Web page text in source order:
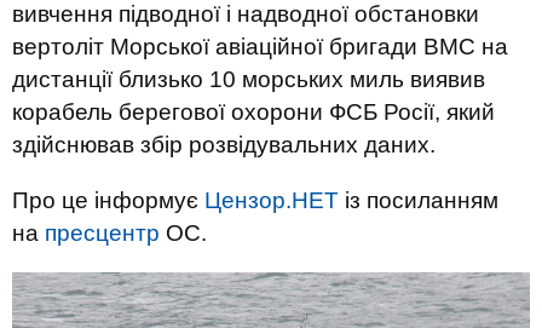
вивчення підводної і надводної обстановки
вертоліт Морської авіаційної бригади ВМС на
дистанції близько 10 морських миль виявив
корабель берегової охорони ФСБ Росії, який
здійснював збір розвідувальних даних.
Про це інформує Цензор.НЕТ із посиланням
на пресцентр ОС.